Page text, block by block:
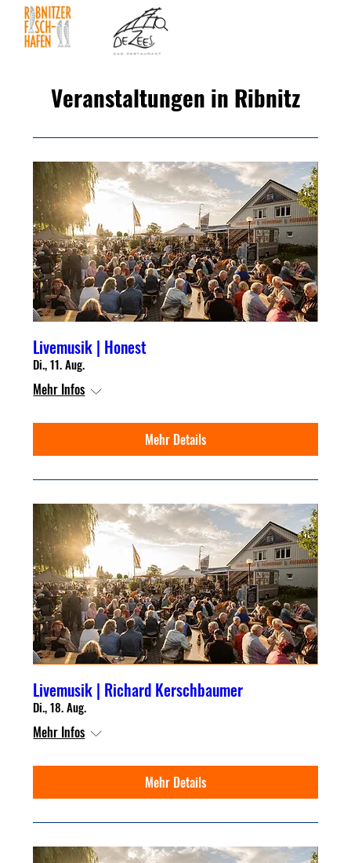
Veranstaltungen in Ribnitz
Livemusik | Honest
Di., 11. Aug.
Mehr Infos
Mehr Details
Livemusik | Richard Kerschbaumer
Di., 18. Aug.
Mehr Infos
Mehr Details